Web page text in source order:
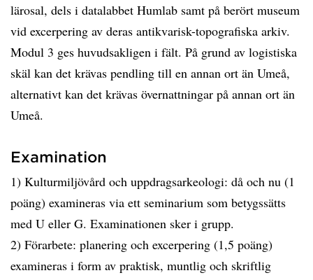
lärosal, dels i datalabbet Humlab samt på berört museum
vid excerpering av deras antikvarisk-topografiska arkiv.
Modul 3 ges huvudsakligen i fält. På grund av logistiska
skäl kan det krävas pendling till en annan ort än Umeå,
alternativt kan det krävas övernattningar på annan ort än
Umeå.
Examination
1) Kulturmiljövård och uppdragsarkeologi: då och nu (1
poäng) examineras via ett seminarium som betygssätts
med U eller G. Examinationen sker i grupp.
2) Förarbete: planering och excerpering (1,5 poäng)
examineras i form av praktisk, muntlig och skriftlig